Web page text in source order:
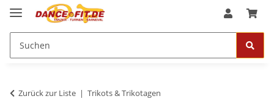
Zurück zur Liste Trikots & Trikotagen